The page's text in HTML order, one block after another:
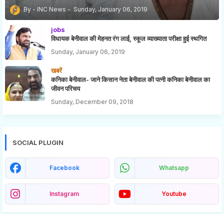
INC News Sunday, January 06, 2019
jobs
विधायक बेनीवाल की मेहनत रंग लाई, स्कूल व्याख्याता परीक्षा हुई स्थगित
Sunday, January 06, 2019
खबरें
कनिका बेनीवाल- जाने किसान नेता बेनीवाल की पत्नी कनिका बेनीवाल का
जीवन परिचय
Sunday, December 09, 2018
SOCIAL PLUGIN
Facebook Whatsapp
Instagram Youtube